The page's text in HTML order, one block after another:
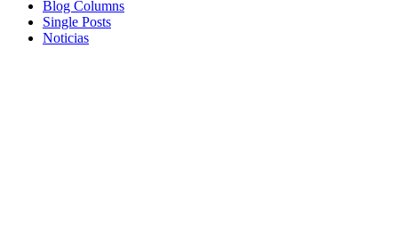
Blog Columns
Single Posts
Noticias